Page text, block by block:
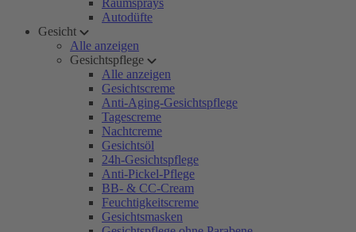
Raumsprays
Autodüfte
Gesicht
Alle anzeigen
Gesichtspflege
Alle anzeigen
Gesichtscreme
Anti-Aging-Gesichtspflege
Tagescreme
Nachtcreme
Gesichtsöl
24h-Gesichtspflege
Anti-Pickel-Pflege
BB- & CC-Cream
Feuchtigkeitscreme
Gesichtsmasken